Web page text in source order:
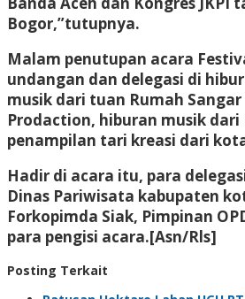
Bogor,”tutupnya.
Malam penutupan acara
undangan dan delegasi di
musik dari tuan Rumah Sangar
Prodaction, hiburan musik
penampilan tari kreasi dari
Hadir di acara itu, para
Dinas Pariwisata kabupaten
Forkopimda Siak, Pimpinan
para pengisi acara.[Asn/Rls]
Posting Terkait